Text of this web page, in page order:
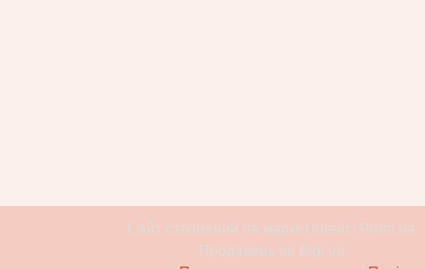
Сайт створений на маркетплейсі Prom.ua
Продавець на Bigl.ua